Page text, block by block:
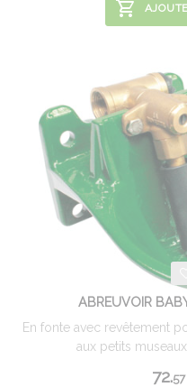
ABREUVOIR
En fonte avec revêtement
aux petits museaux
72.57